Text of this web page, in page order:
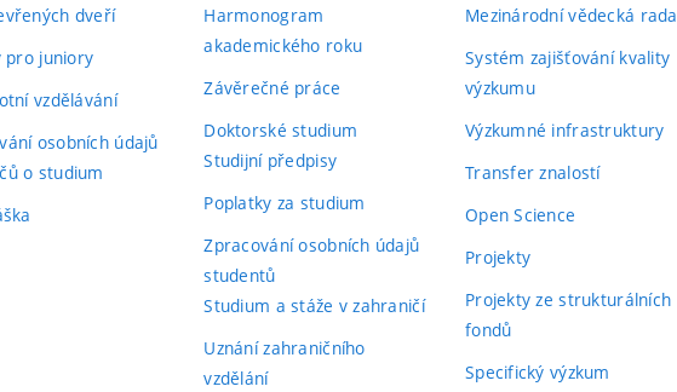
dveří
pro juniory
vzdělávání
osobních údajů
o studium
Harmonogram
akademického roku
Závěrečné práce
Doktorské studium
Studijní předpisy
Poplatky za studium
Zpracování osobních údajů
studentů
Studium a stáže v zahraničí
Uznání zahraničního
vzdělání
Mezinárodní vědecká rada
Systém zajišťování kvality
výzkumu
Výzkumné infrastruktury
Transfer znalostí
Open Science
Projekty
Projekty ze strukturálních
fondů
Specifický výzkum